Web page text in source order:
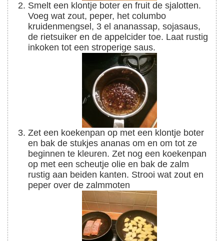
Smelt een klontje boter en fruit de sjalotten.
Voeg wat zout, peper, het columbo
kruidenmengsel, 3 el ananassap, sojasaus,
de rietsuiker en de appelcider toe. Laat rustig
inkoken tot een stroperige saus.
Zet een koekenpan op met een klontje boter
en bak de stukjes ananas om en om tot ze
beginnen te kleuren. Zet nog een koekenpan
op met een scheutje olie en bak de zalm
rustig aan beiden kanten. Strooi wat zout en
peper over de zalmmoten